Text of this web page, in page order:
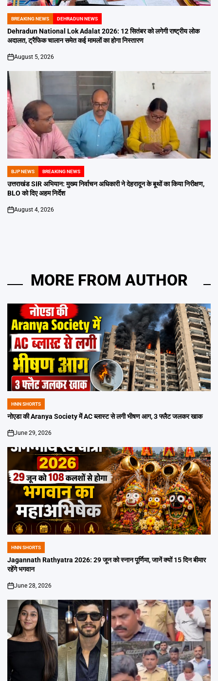
POSTED
IN
BREAKING NEWS DEHRADUN NEWS
Dehradun National Lok Adalat 2026: 12 सितंबर को लगेगी राष्ट्रीय लोक
अदालत, ट्रैफिक चालान समेत कई मामलों का होगा निस्तारण
on
August 5, 2026
POSTED
IN
BJP NEWS BREAKING NEWS
उत्तराखंड SIR अभियान: मुख्य निर्वाचन अधिकारी ने देहरादून के बूथों का किया निरीक्षण,
BLO को दिए अहम निर्देश
on
August 4, 2026
MORE FROM AUTHOR
POSTED
IN
HNN SHORTS
नोएडा की Aranya Society में AC ब्लास्ट से लगी भीषण आग, 3 फ्लैट जलकर खाक
on
June 29, 2026
POSTED
IN
HNN SHORTS
Jagannath Rathyatra 2026: 29 जून को स्नान पूर्णिमा, जानें क्यों 15 दिन बीमार
रहेंगे भगवान
on
June 28, 2026